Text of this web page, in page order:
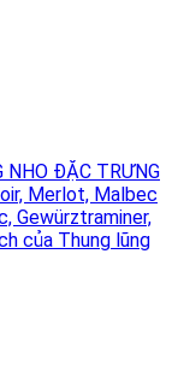
NHO ĐẶC TRƯNG
Merlot, Malbec
Gewürztraminer,
của Thung lũng